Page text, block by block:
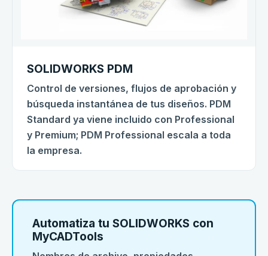
SOLIDWORKS PDM
Control de versiones, flujos de aprobación y
búsqueda instantánea de tus diseños. PDM
Standard ya viene incluido con Professional
y Premium; PDM Professional escala a toda
la empresa.
Automatiza tu SOLIDWORKS con
MyCADTools